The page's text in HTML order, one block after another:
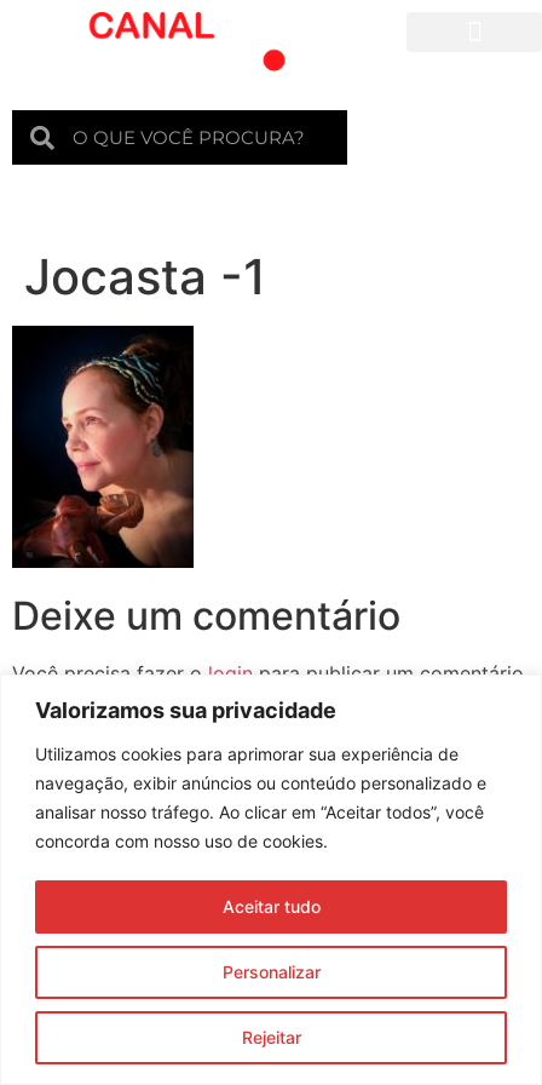
Valorizamos sua privacidade
Utilizamos cookies para aprimorar sua experiência de
navegação, exibir anúncios ou conteúdo personalizado e
analisar nosso tráfego. Ao clicar em “Aceitar todos”, você
concorda com nosso uso de cookies.
Personalizar
Rejeitar
Aceitar tudo
Jocasta -1
Deixe um comentário
Você precisa fazer o login para publicar um comentário.
Assine nossa newsletter
© 2023 Morente Forte. Todos os direitos reservados
Política de Privacidade e Termos de Uso